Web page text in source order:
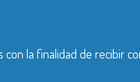
la finalidad de recibir